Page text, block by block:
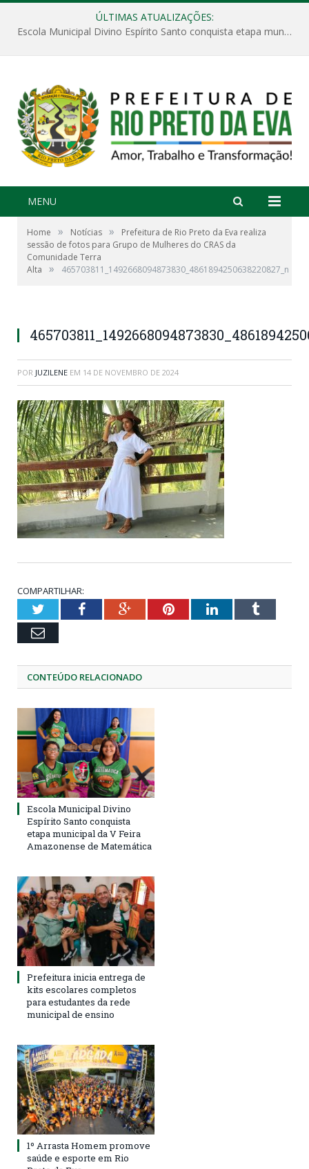
ÚLTIMAS ATUALIZAÇÕES:
Escola Municipal Divino Espírito Santo conquista etapa municipal da V Feira Amazonense de Matemática
MENU
Home » Notícias »
Prefeitura de Rio Preto da Eva realiza
sessão de fotos para Grupo de Mulheres do CRAS da
Comunidade Terra
Alta
» 465703811_1492668094873830_4861894250638220827_n
POR JUZILENE EM 14 DE NOVEMBRO DE 2024
COMPARTILHAR:
TwitterFacebookGoogle+PinterestLinkedInTumblr
Email
CONTEÚDO RELACIONADO
Escola Municipal Divino
Espírito Santo conquista
etapa municipal da V Feira
Amazonense de Matemática
Prefeitura inicia entrega de
kits escolares completos
para estudantes da rede
municipal de ensino
1º Arrasta Homem promove
saúde e esporte em Rio